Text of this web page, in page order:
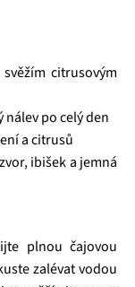
svěžím citrusovým
po celý den
a citrusů
ibišek a jemná
plnou čajovou
zalévat vodou